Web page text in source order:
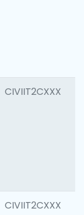
CIVIIT2CXXX
CIVIIT2CXXX